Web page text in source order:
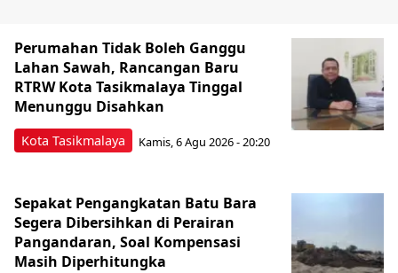
Kota Tasikmalaya
Perumahan Tidak Boleh Ganggu
Lahan Sawah, Rancangan Baru
RTRW Kota Tasikmalaya Tinggal
Menunggu Disahkan
Kamis, 6 Agu 2026 - 20:20
Sepakat Pengangkatan Batu Bara
Segera Dibersihkan di Perairan
Pangandaran, Soal Kompensasi
Masih Diperhitungka